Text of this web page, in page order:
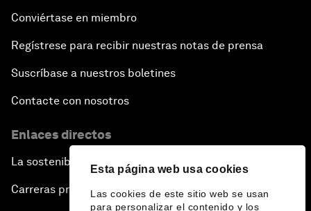
Esta página web usa cookies
Las cookies de este sitio web se usan
para personalizar el contenido y los
Conviértase en miembro
Regístrese para recibir nuestras notas de prensa
Suscríbase a nuestros boletines
Contacte con nosotros
Enlaces directos
La sostenibilidad en el Foro
Carreras profesionales